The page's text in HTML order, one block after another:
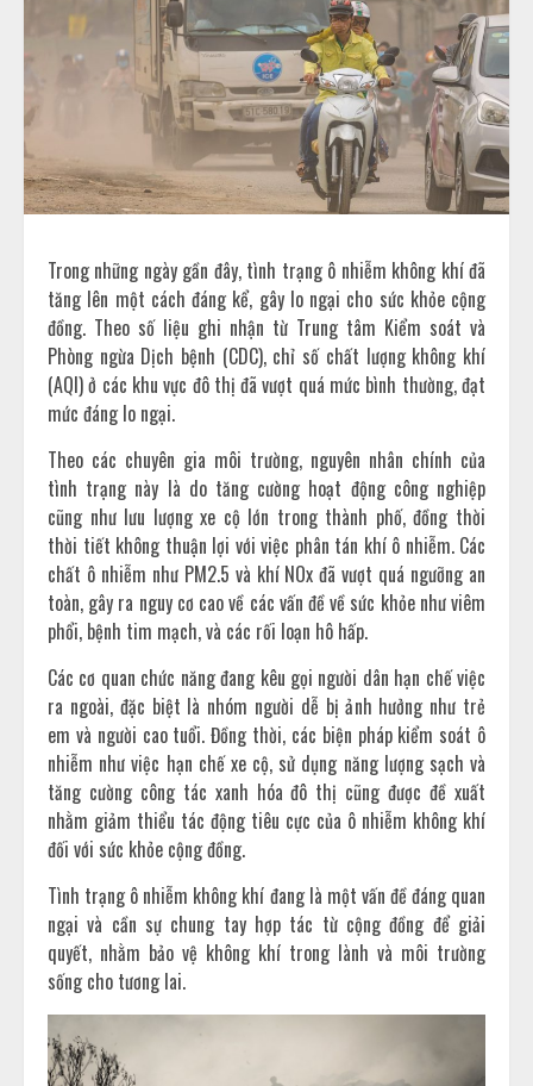
Trong những ngày gần đây, tình trạng ô nhiễm không khí đã
tăng lên một cách đáng kể, gây lo ngại cho sức khỏe cộng
đồng. Theo số liệu ghi nhận từ Trung tâm Kiểm soát và
Phòng ngừa Dịch bệnh (CDC), chỉ số chất lượng không khí
(AQI) ở các khu vực đô thị đã vượt quá mức bình thường, đạt
mức đáng lo ngại.
Theo các chuyên gia môi trường, nguyên nhân chính của
tình trạng này là do tăng cường hoạt động công nghiệp
cũng như lưu lượng xe cộ lớn trong thành phố, đồng thời
thời tiết không thuận lợi với việc phân tán khí ô nhiễm. Các
chất ô nhiễm như PM2.5 và khí NOx đã vượt quá ngưỡng an
toàn, gây ra nguy cơ cao về các vấn đề về sức khỏe như viêm
phổi, bệnh tim mạch, và các rối loạn hô hấp.
Các cơ quan chức năng đang kêu gọi người dân hạn chế việc
ra ngoài, đặc biệt là nhóm người dễ bị ảnh hưởng như trẻ
em và người cao tuổi. Đồng thời, các biện pháp kiểm soát ô
nhiễm như việc hạn chế xe cộ, sử dụng năng lượng sạch và
tăng cường công tác xanh hóa đô thị cũng được đề xuất
nhằm giảm thiểu tác động tiêu cực của ô nhiễm không khí
đối với sức khỏe cộng đồng.
Tình trạng ô nhiễm không khí đang là một vấn đề đáng quan
ngại và cần sự chung tay hợp tác từ cộng đồng để giải
quyết, nhằm bảo vệ không khí trong lành và môi trường
sống cho tương lai.